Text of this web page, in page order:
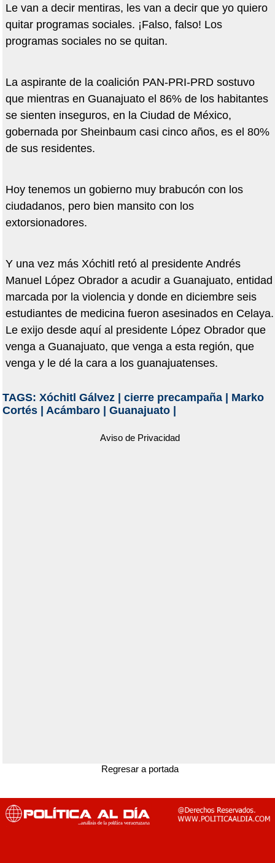
Le van a decir mentiras, les van a decir que yo quiero
quitar programas sociales. ¡Falso, falso! Los
programas sociales no se quitan.
La aspirante de la coalición PAN-PRI-PRD sostuvo
que mientras en Guanajuato el 86% de los habitantes
se sienten inseguros, en la Ciudad de México,
gobernada por Sheinbaum casi cinco años, es el 80%
de sus residentes.
Hoy tenemos un gobierno muy brabucón con los
ciudadanos, pero bien mansito con los
extorsionadores.
Y una vez más Xóchitl retó al presidente Andrés
Manuel López Obrador a acudir a Guanajuato, entidad
marcada por la violencia y donde en diciembre seis
estudiantes de medicina fueron asesinados en Celaya.
Le exijo desde aquí al presidente López Obrador que
venga a Guanajuato, que venga a esta región, que
venga y le dé la cara a los guanajuatenses.
TAGS: Xóchitl Gálvez| cierre precampaña| Marko
Cortés| Acámbaro| Guanajuato|
Aviso de Privacidad
Regresar a portada